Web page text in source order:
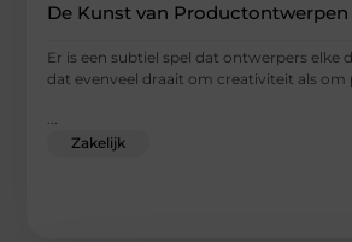
De Kunst van
Er is een subtiel spel dat ontwerpers elke
dat evenveel draait om creativiteit als om
Zakelijk